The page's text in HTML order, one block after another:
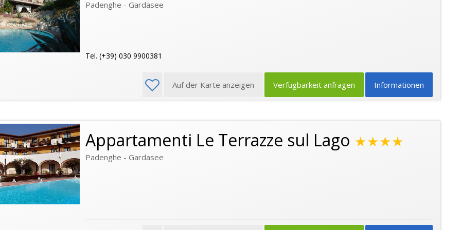
Padenghe - Gardasee
Tel. (+39) 030 9900381
Informationen
Verfügbarkeit anfragen
Auf der Karte anzeigen
Appartamenti Le Terrazze sul Lago ★★★★
Padenghe - Gardasee